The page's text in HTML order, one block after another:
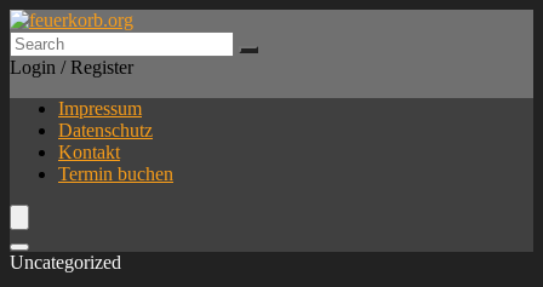
Login / Register
Impressum
Datenschutz
Kontakt
Termin buchen
Uncategorized